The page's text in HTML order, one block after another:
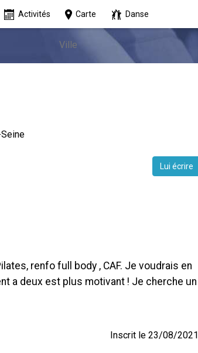
Activités Carte Danse
Lui écrire
renfo full body , CAF. Je voudrais en
a deux est plus motivant ! Je cherche un
Inscrit le 23/08/2021